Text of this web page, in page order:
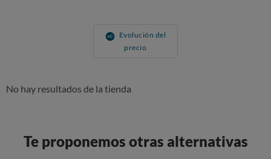
Evolución del
precio
No hay resultados de la tienda
Te proponemos otras alternativas